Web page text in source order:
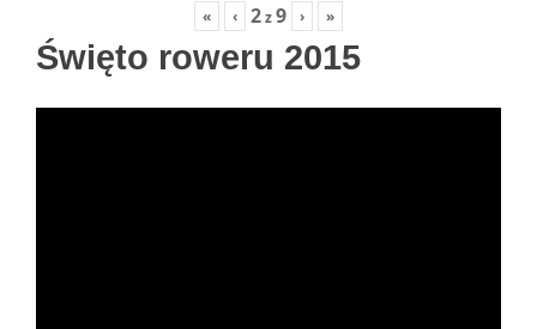
« ‹ 2z9 › »
Święto roweru 2015